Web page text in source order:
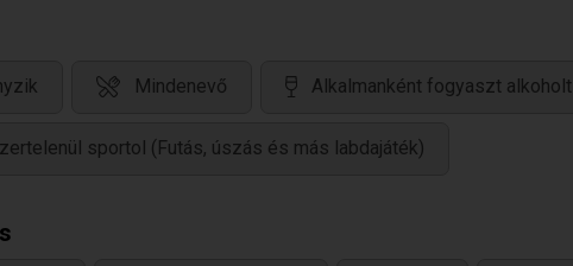
Mindenevő Alkalmanként fogyaszt alkoholt
sportol (Futás, úszás és más labdajáték)